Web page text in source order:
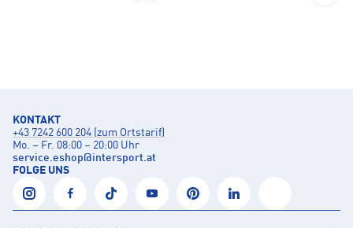
KONTAKT
+43 7242 600 204 (zum Ortstarif)
Mo. – Fr. 08:00 – 20:00 Uhr
service.eshop@intersport.at
FOLGE UNS